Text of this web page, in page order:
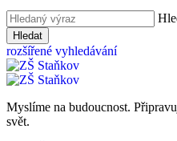
Hledat
rozšířené vyhledávání
Myslíme na budoucnost.
svět.